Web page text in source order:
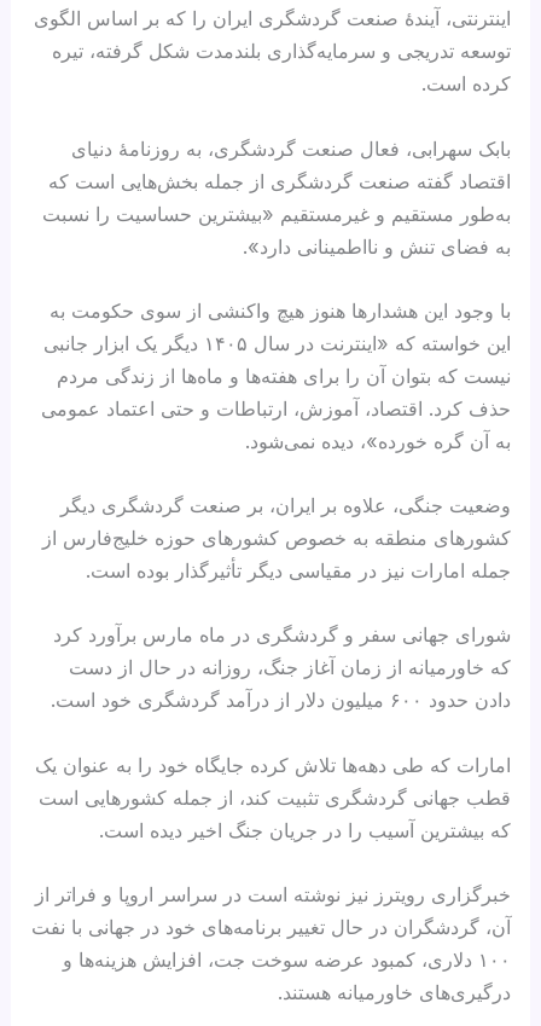
اینترنتی، آیندهٔ صنعت گردشگری ایران را که بر اساس الگوی
توسعه تدریجی و سرمایه‌گذاری بلندمدت شکل گرفته، تیره
کرده است.
بابک سهرابی، فعال صنعت گردشگری، به روزنامهٔ دنیای
اقتصاد گفته صنعت گردشگری از جمله بخش‌هایی است که
به‌طور مستقیم و غیرمستقیم «بیشترین حساسیت را نسبت
به فضای تنش و نااطمینانی دارد».
با وجود این هشدارها هنوز هیچ واکنشی از سوی حکومت به
این خواسته که «اینترنت در سال ۱۴۰۵ دیگر یک ابزار جانبی
نیست که بتوان آن را برای هفته‌ها و ماه‌ها از زندگی مردم
حذف کرد. اقتصاد، آموزش، ارتباطات و حتی اعتماد عمومی
به آن گره خورده»، دیده نمی‌شود.
وضعیت جنگی، علاوه بر ایران، بر صنعت گردشگری دیگر
کشورهای منطقه به خصوص کشورهای حوزه خلیج‌فارس از
جمله امارات نیز در مقیاسی دیگر تأثیرگذار بوده است.
شورای جهانی سفر و گردشگری در ماه مارس برآورد کرد
که خاورمیانه از زمان آغاز جنگ، روزانه در حال از دست
دادن حدود ۶۰۰ میلیون دلار از درآمد گردشگری خود است.
امارات که طی دهه‌ها تلاش کرده جایگاه خود را به عنوان یک
قطب جهانی گردشگری تثبیت کند، از جمله کشورهایی است
که بیشترین آسیب را در جریان جنگ اخیر دیده است.
خبرگزاری رویترز نیز نوشته است در سراسر اروپا و فراتر از
آن، گردشگران در حال تغییر برنامه‌های خود در جهانی با نفت
۱۰۰ دلاری، کمبود عرضه سوخت جت، افزایش هزینه‌ها و
درگیری‌های خاورمیانه هستند.